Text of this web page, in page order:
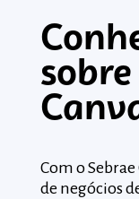
Com o
de negócios